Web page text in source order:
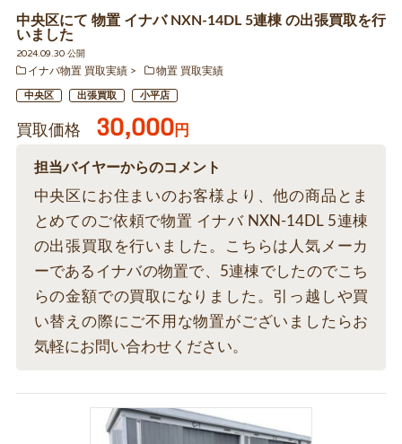
中央区にて 物置 イナバ NXN-14DL 5連棟 の出張買取を行
いました
2024.09.30 公開
イナバ物置 買取実績
物置 買取実績
中央区 出張買取 小平店
買取価格 30,000円
担当バイヤーからのコメント
中央区にお住まいのお客様より、他の商品とま
とめてのご依頼で物置 イナバ NXN-14DL 5連棟
の出張買取を行いました。こちらは人気メーカ
ーであるイナバの物置で、5連棟でしたのでこち
らの金額での買取になりました。引っ越しや買
い替えの際にご不用な物置がございましたらお
気軽にお問い合わせください。